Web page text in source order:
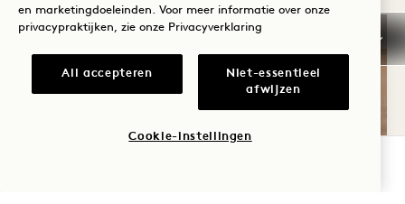
en marketingdoeleinden. Voor meer informatie over onze
privacypraktijken, zie onze Privacyverklaring
All accepteren
Niet-essentieel
afwijzen
Cookie-instellingen